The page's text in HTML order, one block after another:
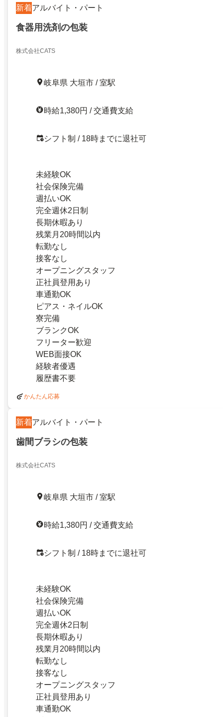
新着アルバイト・パート
食器用洗剤の包装
株式会社CATS
岐阜県 大垣市 / 室駅
時給1,380円 / 交通費支給
シフト制 / 18時までに退社可
未経験OK
社会保険完備
週払いOK
完全週休2日制
長期休暇あり
残業月20時間以内
転勤なし
接客なし
オープニングスタッフ
正社員登用あり
車通勤OK
ピアス・ネイルOK
寮完備
ブランクOK
フリーター歓迎
WEB面接OK
経験者優遇
履歴書不要
かんたん応募
新着アルバイト・パート
歯間ブラシの包装
株式会社CATS
岐阜県 大垣市 / 室駅
時給1,380円 / 交通費支給
シフト制 / 18時までに退社可
未経験OK
社会保険完備
週払いOK
完全週休2日制
長期休暇あり
残業月20時間以内
転勤なし
接客なし
オープニングスタッフ
正社員登用あり
車通勤OK